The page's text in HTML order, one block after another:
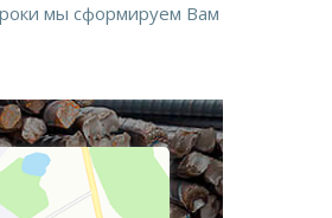
мы сформируем Вам